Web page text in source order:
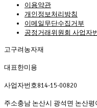
이용약관
개인정보처리방침
이메일무단수집거부
공정거래위원회 사업자
고구려농자재
대표한미용
사업자번호814-15-00820
주소충남 논산시 광석면 논산